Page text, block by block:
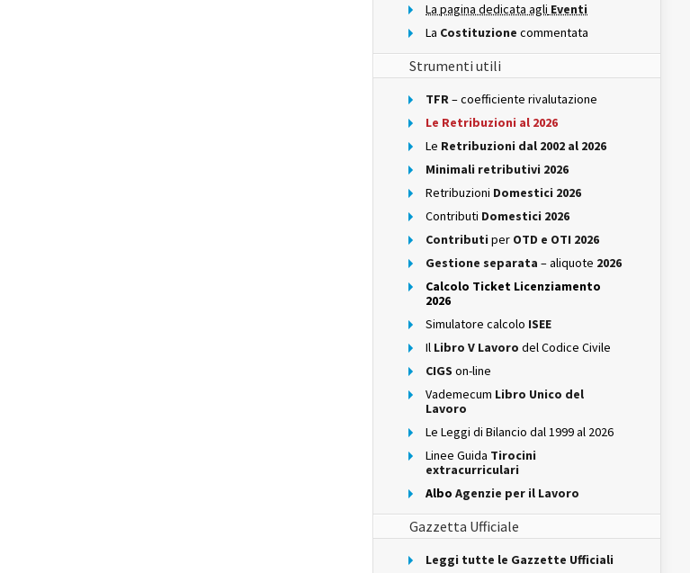
La pagina dedicata agli Eventi
La Costituzione commentata
Strumenti utili
TFR– coefficiente rivalutazione
Le Retribuzioni al 2026
Le Retribuzioni dal 2002 al 2026
Minimali retributivi 2026
Retribuzioni Domestici 2026
Contributi Domestici 2026
Contributi per OTD e OTI 2026
Gestione separata – aliquote 2026
Calcolo Ticket Licenziamento
2026
Simulatore calcolo ISEE
Il Libro V Lavoro del Codice Civile
CIGS on-line
Vademecum Libro Unico del
Lavoro
Le Leggi di Bilancio dal 1999 al 2026
Linee Guida Tirocini
extracurriculari
Albo Agenzie per il Lavoro
Gazzetta Ufficiale
Leggi tutte le Gazzette Ufficiali